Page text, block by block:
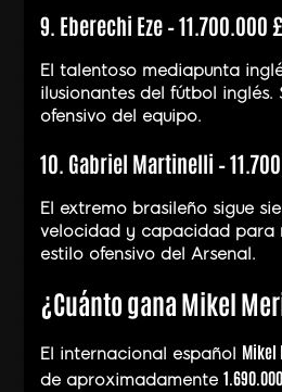
9. Eberechi Eze –
El talentoso mediapunta
ilusionantes del fútbol
ofensivo del equipo.
10. Gabriel Martinelli –
El extremo brasileño sigue
velocidad y capacidad para
estilo ofensivo del Arsenal.
¿Cuánto gana Mikel
El internacional español Mikel
de aproximadamente